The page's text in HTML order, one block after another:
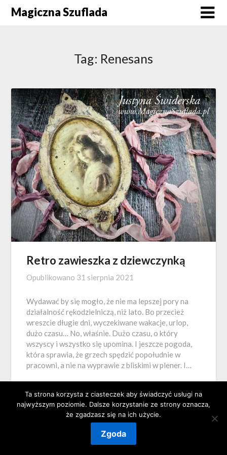
SkipMagiczna Szuflada
Tag: Renesans
Retro zawieszka z dziewczynką
Opublikowano 31 sierpnia 2021
Wydawać by się mogło, że nie ma lepszej pory na
działalność rękodzielniczą, niż lato. Bo przecież
wreszcie długie dni, wyczekiwane wakacje, urlop,
dużo czasu… No, właśnie. Dużo czasu, o który
wszyscy i wszystko się upomina. I jeszcze pogoda,
która sprawia, że grzech spędzić popołudnie w
pracowni, a nie na wyprawie z bliskimi w plener. I…
©2026 Magiczna Szuflada | Powered by
Ta strona korzysta z ciasteczek aby świadczyć usługi na
najwyższym poziomie. Dalsze korzystanie ze strony oznacza,
że zgadzasz się na ich użycie.
Zgoda